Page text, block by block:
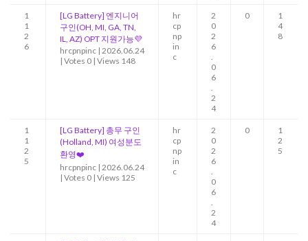
1
1
2
6
[LG Battery] 엔지니어
구인(OH, MI, GA, TN,
IL, AZ) OPT 지원가능💜
hrcpnpinc | 2026.06.24
| Votes 0 | Views 148
hr
cp
np
in
c
2
0
2
6
.
0
6
.
2
4
0
1
4
8
1
1
2
5
[LG Battery] 총무 구인
(Holland, MI) 여성분도
환영❤️
hrcpnpinc | 2026.06.24
| Votes 0 | Views 125
hr
cp
np
in
c
2
0
2
6
.
0
6
.
2
4
0
1
2
5